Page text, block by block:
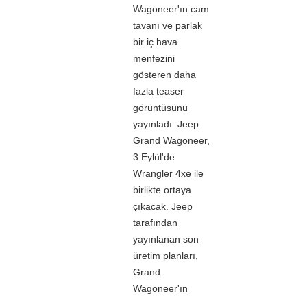
Wagoneer'ın cam
tavanı ve parlak
bir iç hava
menfezini
gösteren daha
fazla teaser
görüntüsünü
yayınladı. Jeep
Grand Wagoneer,
3 Eylül'de
Wrangler 4xe ile
birlikte ortaya
çıkacak. Jeep
tarafından
yayınlanan son
üretim planları,
Grand
Wagoneer'ın